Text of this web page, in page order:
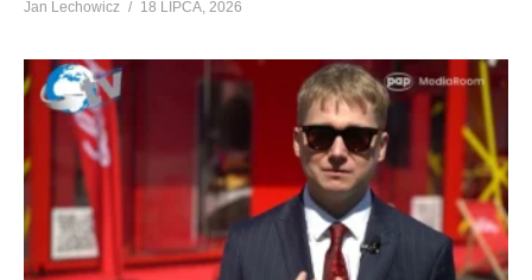
Jan Lechowicz 18 LIPCA, 2026